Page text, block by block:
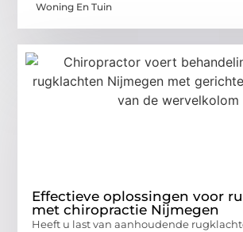
Woning En Tuin
Effectieve oplossingen voor
met chiropractie Nijmegen
Heeft u last van aanhoudende